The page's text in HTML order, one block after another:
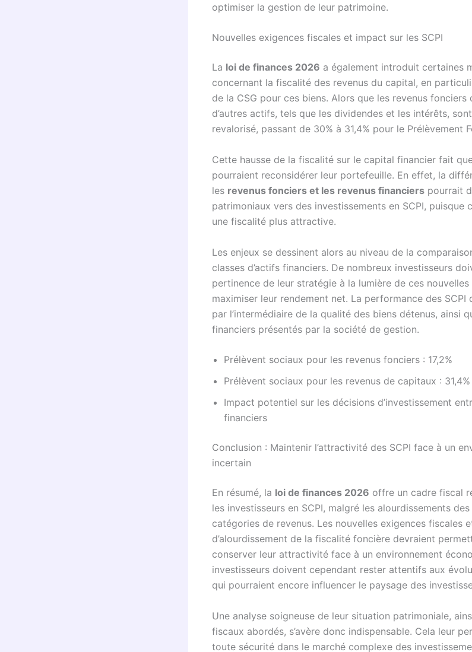
optimiser la gestion de leur patrimoine.
Nouvelles exigences fiscales et impact sur les SCPI
La loi de finances 2026 a également introduit certaines
concernant la fiscalité des revenus du capital, en
de la CSG pour ces biens. Alors que les revenus fonciers
d’autres actifs, tels que les dividendes et les intérêts,
revalorisé, passant de 30% à 31,4% pour le Prélèvement
Cette hausse de la fiscalité sur le capital financier fait
pourraient reconsidérer leur portefeuille. En effet, la
les revenus fonciers et les revenus financiers pourrait
patrimoniaux vers des investissements en SCPI, puisque
une fiscalité plus attractive.
Les enjeux se dessinent alors au niveau de la
classes d’actifs financiers. De nombreux investisseurs
pertinence de leur stratégie à la lumière de ces
maximiser leur rendement net. La performance des
par l’intermédiaire de la qualité des biens détenus, ainsi
financiers présentés par la société de gestion.
Prélèvent sociaux pour les revenus fonciers : 17,2%
Prélèvent sociaux pour les revenus de capitaux : 31,4%
Impact potentiel sur les décisions d’investissement
financiers
Conclusion : Maintenir l’attractivité des SCPI face à un
incertain
En résumé, la loi de finances 2026 offre un cadre fiscal
les investisseurs en SCPI, malgré les alourdissements
catégories de revenus. Les nouvelles exigences fiscales
d’alourdissement de la fiscalité foncière devraient
conserver leur attractivité face à un environnement
investisseurs doivent cependant rester attentifs aux
qui pourraient encore influencer le paysage des
Une analyse soigneuse de leur situation patrimoniale,
fiscaux abordés, s’avère donc indispensable. Cela leur
toute sécurité dans le marché complexe des